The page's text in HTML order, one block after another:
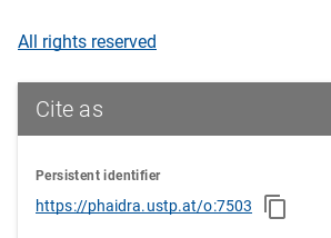
All rights reserved
Cite as
Persistent identifier
https://phaidra.ustp.at/o:7503